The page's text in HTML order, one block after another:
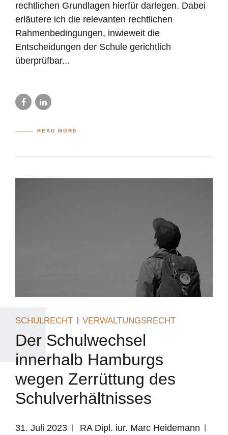
rechtlichen Grundlagen hierfür darlegen. Dabei
erläutere ich die relevanten rechtlichen
Rahmenbedingungen, inwieweit die
Entscheidungen der Schule gerichtlich
überprüfbar...
READ MORE
SCHULRECHT VERWALTUNGSRECHT
Der Schulwechsel
innerhalb Hamburgs
wegen Zerrüttung des
Schulverhältnisses
31. Juli 2023
RA Dipl. iur. Marc Heidemann